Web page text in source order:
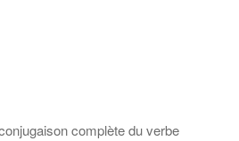
complète du verbe